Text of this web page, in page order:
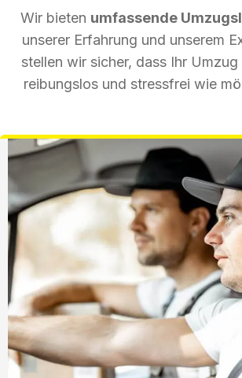
Wir bieten umfassende
unserer Erfahrung und unserem
stellen wir sicher, dass Ihr
reibungslos und stressfrei wie